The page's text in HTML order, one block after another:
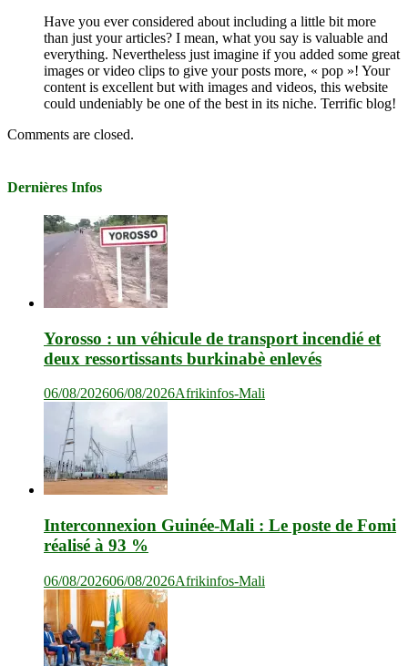
Have you ever considered about including a little bit more
than just your articles? I mean, what you say is valuable and
everything. Nevertheless just imagine if you added some great
images or video clips to give your posts more, « pop »! Your
content is excellent but with images and videos, this website
could undeniably be one of the best in its niche. Terrific blog!
Comments are closed.
Dernières Infos
Yorosso : un véhicule de transport incendié et
deux ressortissants burkinabè enlevés
06/08/202606/08/2026Afrikinfos-Mali
Interconnexion Guinée-Mali : Le poste de Fomi
réalisé à 93 %
06/08/202606/08/2026Afrikinfos-Mali